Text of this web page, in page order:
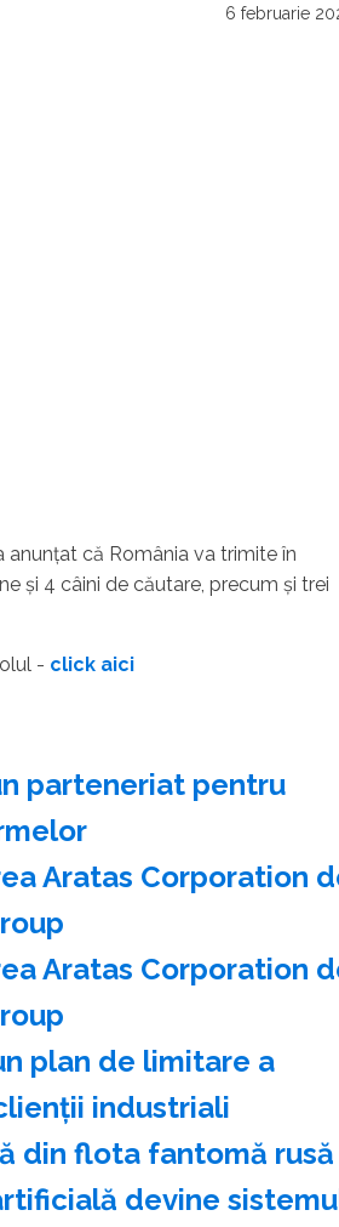
6 februarie
anunţat că România va trimite în
şi 4 câini de căutare, precum şi trei
- click aici
parteneriat pentru
Aratas Corporation
Aratas Corporation
plan de limitare a
industriali
din flota fantomă rusă
devine